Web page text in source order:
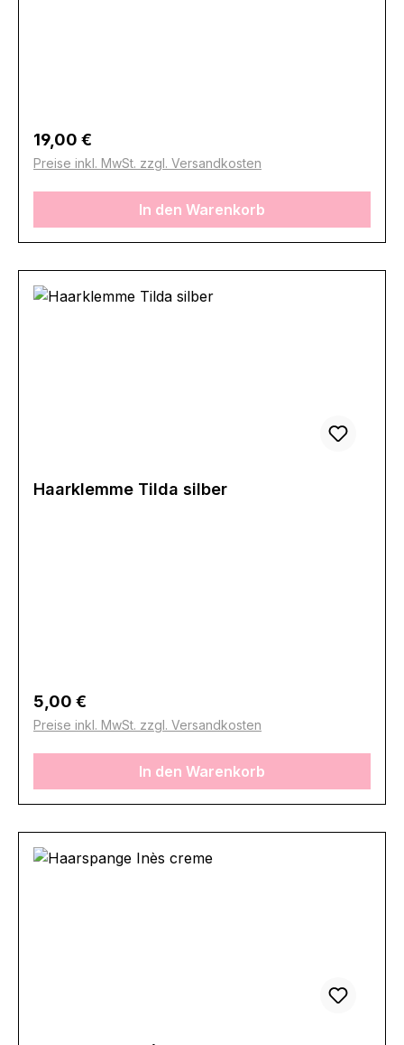
Regulärer Preis:
19,00 €
Preise inkl. MwSt. zzgl. Versandkosten
In den Warenkorb
Haarklemme Tilda silber
Regulärer Preis:
5,00 €
Preise inkl. MwSt. zzgl. Versandkosten
In den Warenkorb